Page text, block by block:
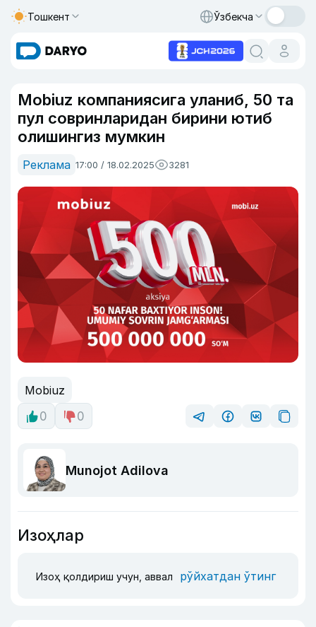
Тошкент Ўзбекча
Mobiuz компаниясига уланиб, 50 та
пул совринларидан бирини ютиб
олишингиз мумкин
Реклама 17:00 / 18.02.2025 3281
Mobiuz
0
0
Munojot Adilova
Изоҳлар
Изоҳ қолдириш учун, аввал рўйхатдан ўтинг